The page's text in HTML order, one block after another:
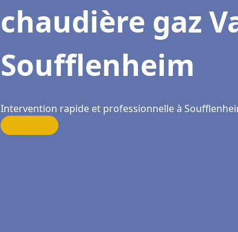
chaudière gaz
Soufflenheim
Intervention rapide et professionnelle à